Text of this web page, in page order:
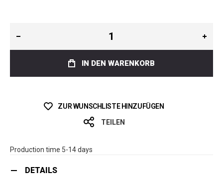
IN DEN WARENKORB
ZUR WUNSCHLISTE HINZUFÜGEN
TEILEN
Production time 5-14 days
DETAILS